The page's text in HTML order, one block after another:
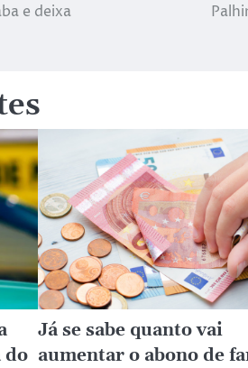
e deixa
do
Já se sabe quanto vai
aumentar o abono de